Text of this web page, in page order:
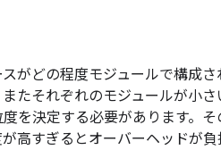
がどの程度モジュールで構成
たそれぞれのモジュールが小
を決定する必要があります。
高すぎるとオーバーヘッドが